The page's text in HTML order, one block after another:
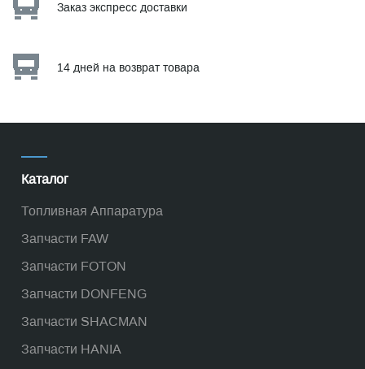
Заказ экспресс доставки
14 дней на возврат товара
Каталог
Топливная Аппаратура
Запчасти FAW
Запчасти FOTON
Запчасти DONFENG
Запчасти SHACMAN
Запчасти HANIA